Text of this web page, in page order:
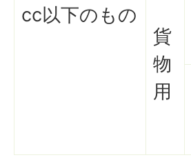
cc以下のもの
貨
物
用